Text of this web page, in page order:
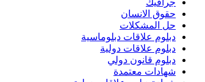
جرافيك
حقوق الانسان
حل المشكلات
دبلوم علاقات دبلوماسية
دبلوم علاقات دولية
دبلوم قانون دولي
شهادات معتمدة